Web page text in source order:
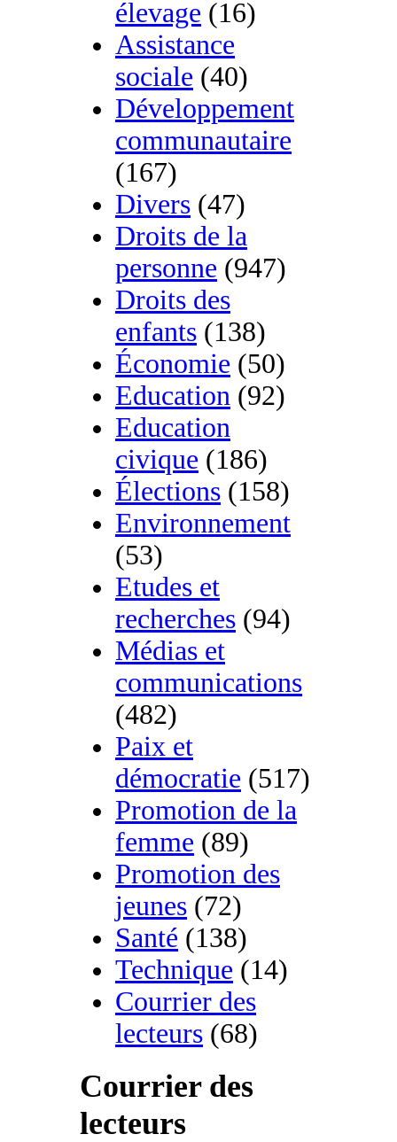
élevage (16)
Assistance
sociale (40)
Développement
communautaire
(167)
Divers (47)
Droits de la
personne (947)
Droits des
enfants (138)
Économie (50)
Education (92)
Education
civique (186)
Élections (158)
Environnement
(53)
Etudes et
recherches (94)
Médias et
communications
(482)
Paix et
démocratie (517)
Promotion de la
femme (89)
Promotion des
jeunes (72)
Santé (138)
Technique (14)
Courrier des
lecteurs (68)
Courrier des
lecteurs